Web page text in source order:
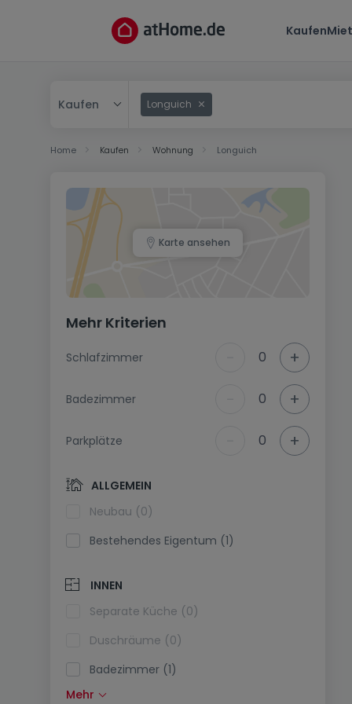
Kaufen
Kaufen Longuich
Home Kaufen Wohnung Longuich
Karte ansehen
Mehr Kriterien
Schlafzimmer 0 +
Badezimmer 0 +
Parkplätze 0 +
ALLGEMEIN
Neubau (0)
Bestehendes Eigentum (1)
INNEN
Separate Küche (0)
Duschräume (0)
Badezimmer (1)
Einbauküche (0)
Mehr